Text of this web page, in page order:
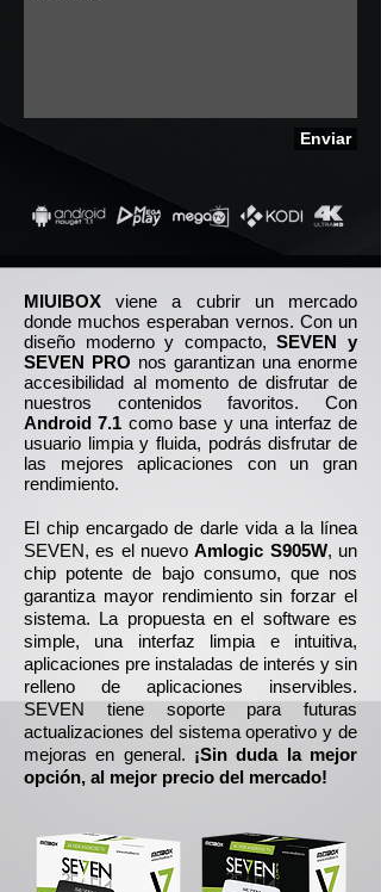
Enviar
MIUIBOX viene a cubrir un mercado
donde muchos esperaban vernos. Con un
diseño moderno y compacto,SEVEN y
SEVEN PRO nos garantizan una enorme
accesibilidad al momento de disfrutar de
nuestros contenidos favoritos. Con
Android 7.1 como base y una interfaz de
usuario limpia y fluida, podrás disfrutar de
las mejores aplicaciones con un gran
rendimiento.
El chip encargado de darle vida a la línea
SEVEN, es el nuevoAmlogic S905W, un
chip potente de bajo consumo, que nos
garantiza mayor rendimiento sin forzar el
sistema. La propuesta en el software es
simple, una interfaz limpia e intuitiva,
aplicaciones pre instaladas de interés y sin
relleno de aplicaciones inservibles.
SEVEN tiene soporte para futuras
actualizaciones del sistema operativo y de
mejoras en general. ¡Sin duda la mejor
opción, al mejor precio del mercado!